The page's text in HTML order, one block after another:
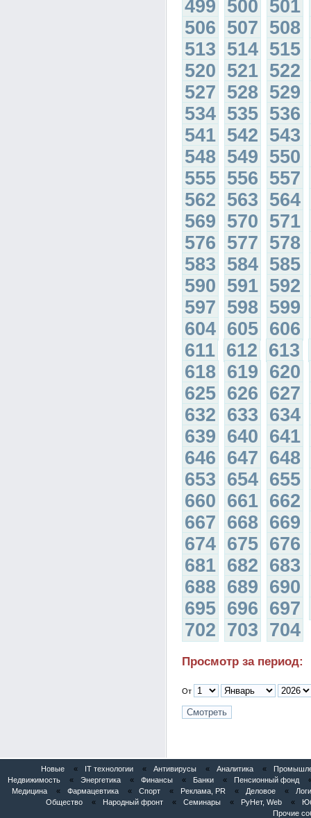
499 500 501
506 507 508
513 514 515
520 521 522
527 528 529
534 535 536
541 542 543
548 549 550
555 556 557
562 563 564
569 570 571
576 577 578
583 584 585
590 591 592
597 598 599
604 605 606
611 612 613
618 619 620
625 626 627
632 633 634
639 640 641
646 647 648
653 654 655
660 661 662
667 668 669
674 675 676
681 682 683
688 689 690
695 696 697
702 703 704
Просмотр за период:
От
Новые « IT технологии « Антивирусы « Аналитика «
Недвижимость
« Энергетика « Финансы « Банки « Пенсионный фонд
Медицина
« Фармацевтика « Спорт « Реклама, PR « Деловое «
Общество
« Народный фронт « Семинары « РуНет, Web «
Прочие